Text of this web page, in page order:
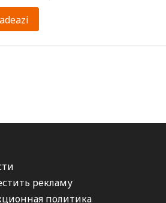
рекламу
политика